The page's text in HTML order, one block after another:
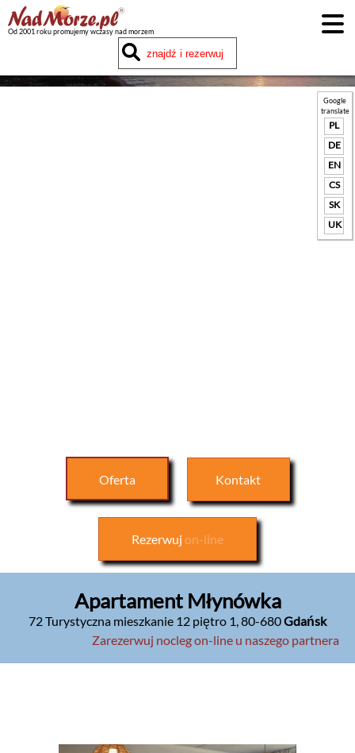
Od 2001 roku promujemy wczasy nad morzem
Google
translate
PL
DE
EN
CS
SK
UK
Oferta Kontakt
Rezerwuj on-line
Apartament Młynówka
72 Turystyczna mieszkanie 12 piętro 1,80-680Gdańsk
Zarezerwuj nocleg on-line u naszego partnera